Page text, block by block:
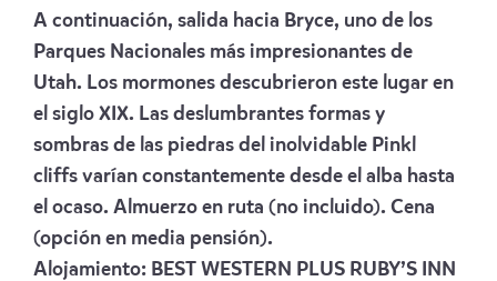
A continuación, salida hacia Bryce, uno de los
Parques Nacionales más impresionantes de
Utah. Los mormones descubrieron este lugar en
el siglo XIX. Las deslumbrantes formas y
sombras de las piedras del inolvidable Pinkl
cliffs varían constantemente desde el alba hasta
el ocaso. Almuerzo en ruta (no incluido). Cena
(opción en media pensión).
Alojamiento: BEST WESTERN PLUS RUBY’S INN